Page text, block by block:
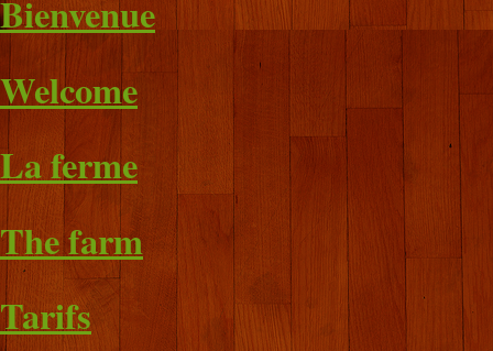
Bienvenue
Welcome
La ferme
The farm
Tarifs